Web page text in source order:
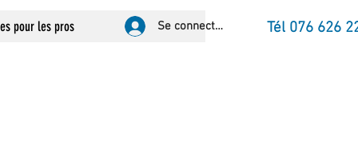
pour les pros Se connecter Tél 076 626